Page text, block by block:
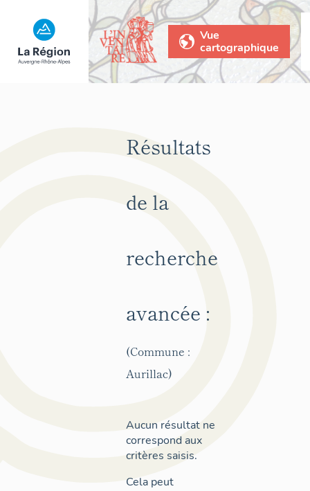
Vue
cartographique
Résultats
de la
recherche
avancée :
(Commune :
Aurillac)
Aucun résultat ne
correspond aux
critères saisis.
Cela peut